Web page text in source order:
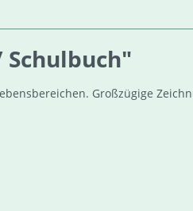
Schulbuch"
Großzügige